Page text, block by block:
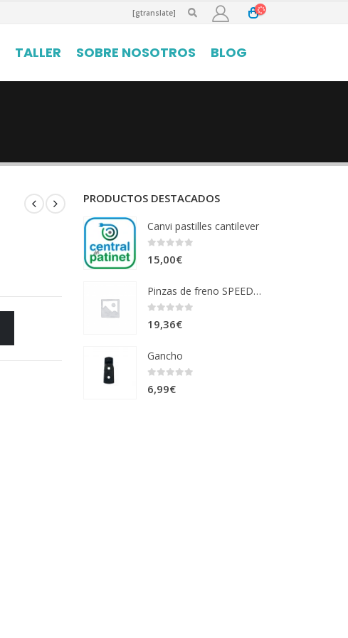
[gtranslate]
TALLER SOBRE NOSOTROS BLOG
PRODUCTOS DESTACADOS
Canvi pastilles cantilever
15,00€
Pinzas de freno SPEEDWAY
19,36€
Gancho
6,99€